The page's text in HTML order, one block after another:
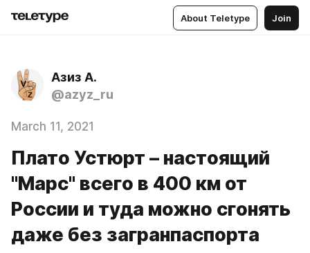
About Teletype Join
Азиз А.
@azyz_ru
March 11, 2021
Плато Устюрт – настоящий
"Марс" всего в 400 км от
России и туда можно сгонять
даже без загранпаспорта